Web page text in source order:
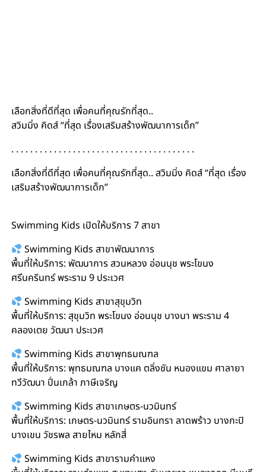
เลือกสิ่งที่ดีที่สุด เพื่อคนที่คุณรักที่สุด..
สวิมมิ่ง คิดส์ “ที่สุด เรื่องเสริมสร้างพัฒนาการเด็ก”
. . . . . . . . . . . . . . . . . . . . . . . . . . . . . . . . . . . . . . .
เลือกสิ่งที่ดีที่สุด เพื่อคนที่คุณรักที่สุด.. สวิมมิ่ง คิดส์ “ที่สุด เรื่อง
เสริมสร้างพัฒนาการเด็ก”
Swimming Kids เปิดให้บริการ 7 สาขา
Swimming Kids สาขาพัฒนาการ
พื้นที่ให้บริการ: พัฒนาการ สวนหลวง อ่อนนุช พระโขนง
ศรีนครินทร์ พระราม 9 ประเวศ
Swimming Kids สาขาสุขุมวิท
พื้นที่ให้บริการ: สุขุมวิท พระโขนง อ่อนนุช บางนา พระราม 4
คลองเตย วัฒนา ประเวศ
Swimming Kids สาขาพุทธมณฑล
พื้นที่ให้บริการ: พุทธมณฑล บางแค ตลิ่งชัน หนองแขม ศาลายา
ทวีวัฒนา ปิ่นเกล้า ภาษีเจริญ
Swimming Kids สาขาเกษตร-นวมินทร์
พื้นที่ให้บริการ: เกษตร-นวมินทร์ รามอินทรา ลาดพร้าว บางกะปิ
บางเขน วัชรพล สายไหม หลักสี่
Swimming Kids สาขารามคำแหง